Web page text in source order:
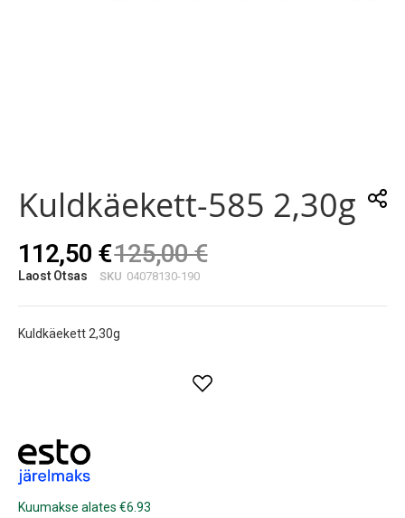
beginning
of
images
gallery
Kuldkäekett-585 2,30g
112,50 €125,00 €
Laost Otsas SKU 04078130-190
Kuldkäekett 2,30g
Kuumakse alates €6.93